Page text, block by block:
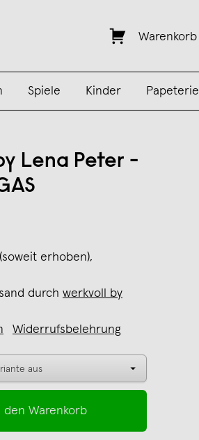
Warenkorb
Spiele Kinder Papeterie
Lena Peter -
erhoben),
durch werkvoll by
Widerrufsbelehrung
den Warenkorb